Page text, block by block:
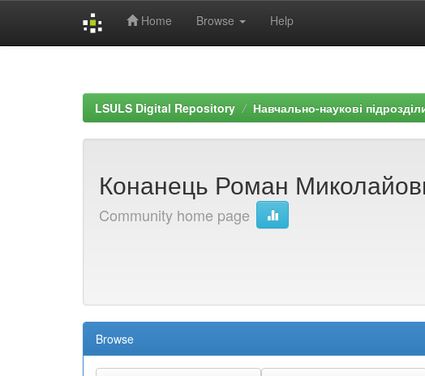
Home Browse Help
LSULS Digital Repository Навчально-наукові
Конанець Роман
Community home page
Browse